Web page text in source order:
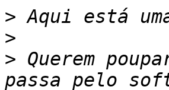
>
>
> Querem